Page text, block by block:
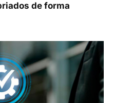
de forma